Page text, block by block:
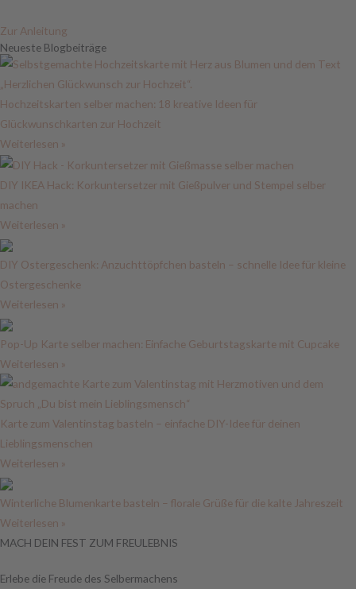
Zur Anleitung
Neueste Blogbeiträge
Hochzeitskarten selber machen: 18 kreative Ideen für
Glückwunschkarten zur Hochzeit
Weiterlesen »
DIY IKEA Hack: Korkuntersetzer mit Gießpulver und Stempel selber
machen
Weiterlesen »
DIY Ostergeschenk: Anzuchttöpfchen basteln – schnelle Idee für kleine
Ostergeschenke
Weiterlesen »
Pop-Up Karte selber machen: Einfache Geburtstagskarte mit Cupcake
Weiterlesen »
Karte zum Valentinstag basteln – einfache DIY-Idee für deinen
Lieblingsmenschen
Weiterlesen »
Winterliche Blumenkarte basteln – florale Grüße für die kalte Jahreszeit
Weiterlesen »
MACH DEIN FEST ZUM FREULEBNIS
Erlebe die Freude des Selbermachens